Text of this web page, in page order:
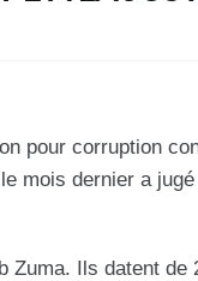
pour corruption
mois dernier a
Zuma. Ils datent de